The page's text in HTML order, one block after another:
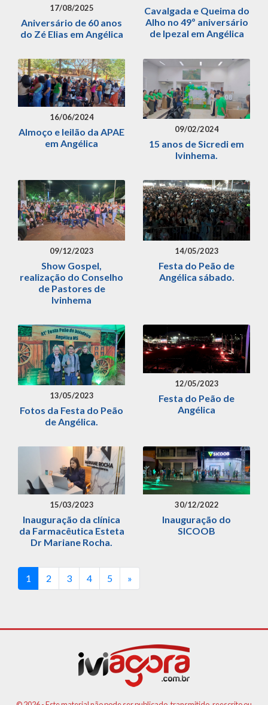
17/08/2025
Aniversário de 60 anos
do Zé Elias em Angélica
Cavalgada e Queima do
Alho no 49º aniversário
de Ipezal em Angélica
16/06/2024
Almoço e leilão da APAE
em Angélica
09/02/2024
15 anos de Sicredi em
Ivinhema.
09/12/2023
Show Gospel,
realização do Conselho
de Pastores de
Ivinhema
14/05/2023
Festa do Peão de
Angélica sábado.
13/05/2023
Fotos da Festa do Peão
de Angélica.
12/05/2023
Festa do Peão de
Angélica
15/03/2023
Inauguração da clínica
da Farmacêutica Esteta
Dr Mariane Rocha.
30/12/2022
Inauguração do
SICOOB
1 (current)
2 3 4 5 »